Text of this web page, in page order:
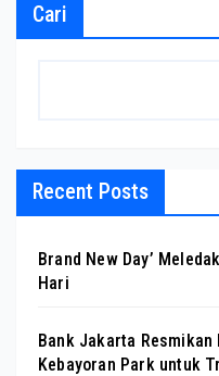
Cari
Recent Posts
Brand New Day’
Hari
Bank Jakarta Resmikan
Kebayoran Park untuk